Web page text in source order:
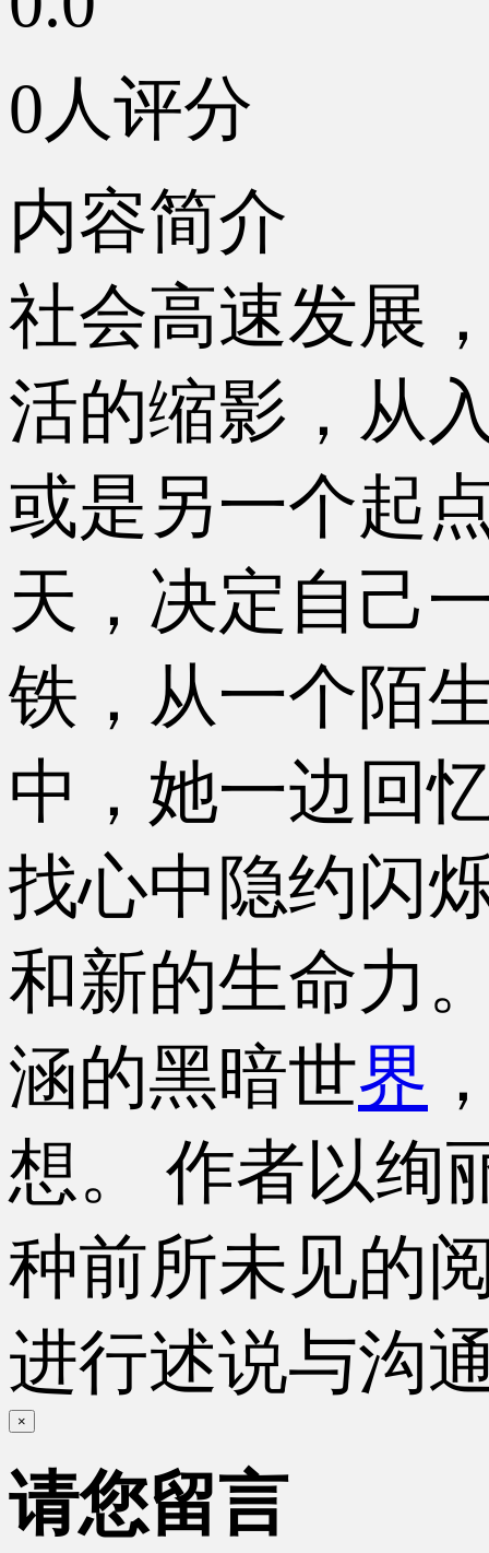
0人评分
内容简介
社会高速发展
活的缩影，从
或是另一个起
天，决定自己
铁，从一个陌
中，她一边回
找心中隐约闪
和新的生命力
涵的黑暗世界
想。 作者以绚
种前所未见的
进行述说与沟
×
请您留言